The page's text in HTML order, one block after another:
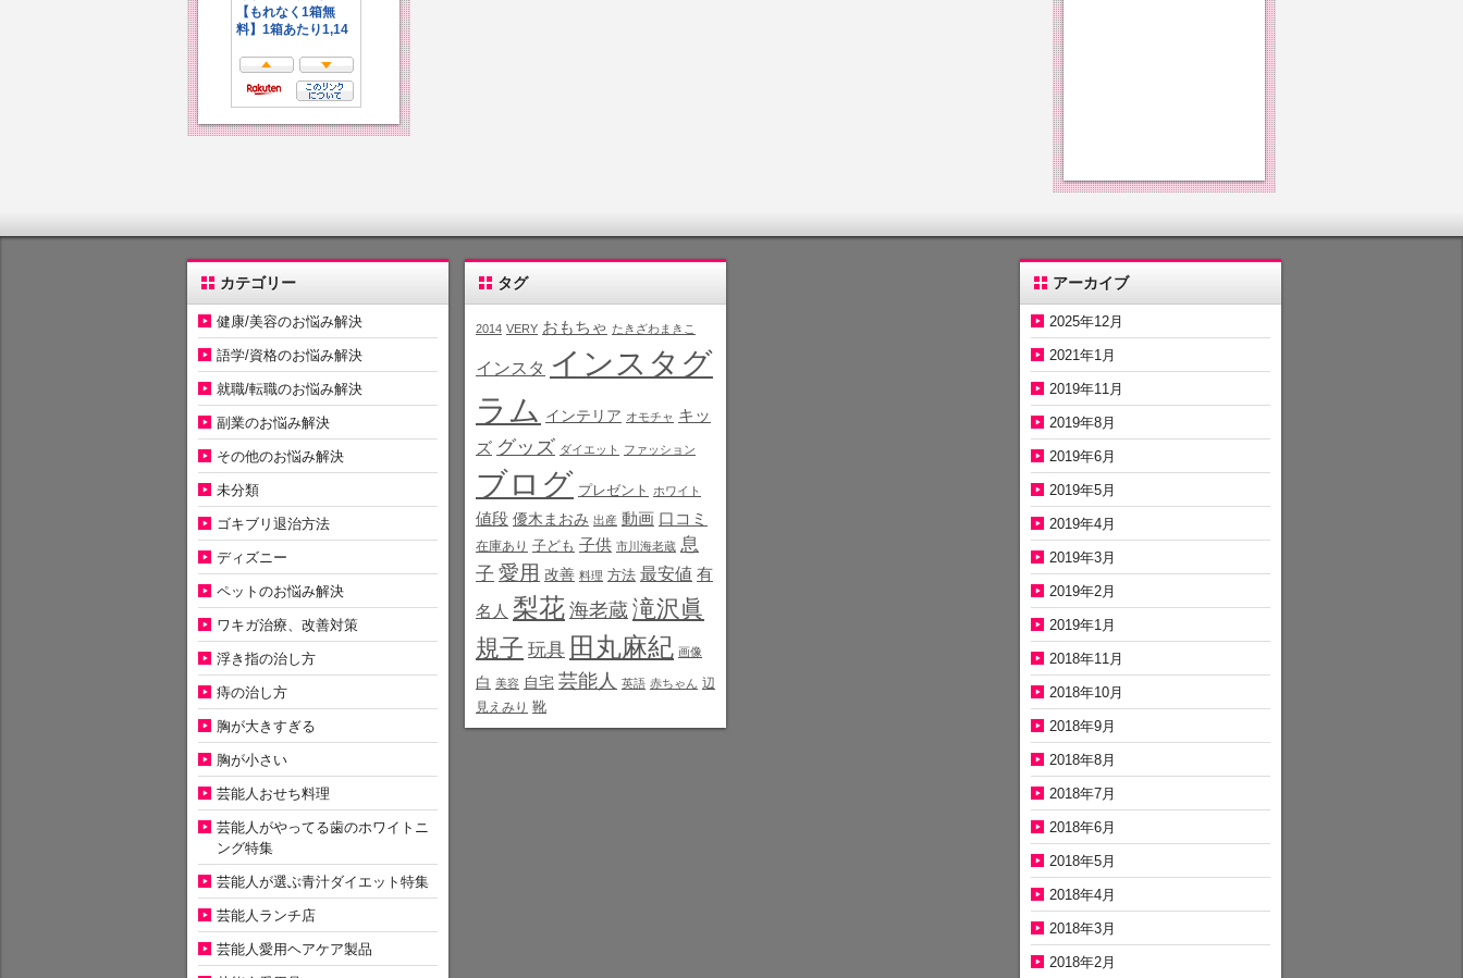
カテゴリー
健康/美容のお悩み解決
語学/資格のお悩み解決
就職/転職のお悩み解決
副業のお悩み解決
その他のお悩み解決
未分類
ゴキブリ退治方法
ディズニー
ペットのお悩み解決
ワキガ治療、改善対策
浮き指の治し方
痔の治し方
胸が大きすぎる
胸が小さい
芸能人おせち料理
芸能人がやってる歯のホワイトニ
ング特集
芸能人が選ぶ青汁ダイエット特集
芸能人ランチ店
芸能人愛用ヘアケア製品
タグ
2014 VERY おもちゃ たきざわまきこ
インスタ インスタグ
ラム インテリア オモチャ キッ
ズ グッズ ダイエット ファッション
ブログ プレゼント ホワイト
値段 優木まおみ 出産 動画 口コミ
在庫あり 子ども 子供 市川海老蔵 息
子 愛用 改善 料理 方法 最安値 有
名人 梨花 海老蔵 滝沢眞
規子 玩具 田丸麻紀 画像
白 美容 自宅 芸能人 英語 赤ちゃん 辺
見えみり 靴
アーカイブ
2025年12月
2021年1月
2019年11月
2019年8月
2019年6月
2019年5月
2019年4月
2019年3月
2019年2月
2019年1月
2018年11月
2018年10月
2018年9月
2018年8月
2018年7月
2018年6月
2018年5月
2018年4月
2018年3月
2018年2月